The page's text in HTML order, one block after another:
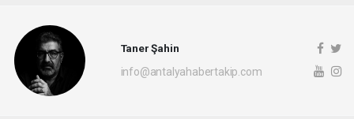
Taner Şahin
info@antalyahabertakip.com